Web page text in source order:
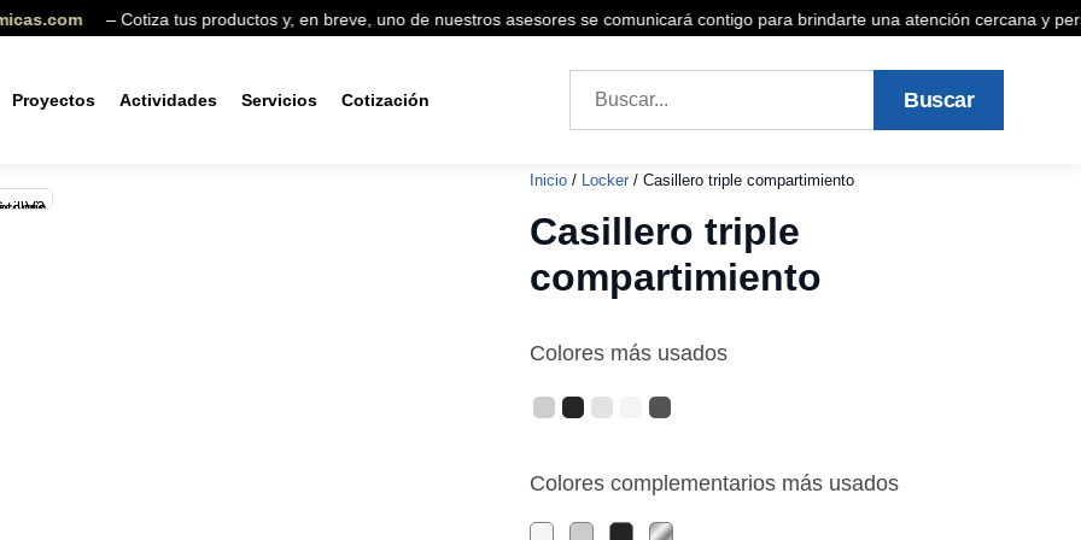
– Cotiza tus productos y, en breve, uno de nuestros asesores se comunicará contigo para brindarte una atención cercana y
Proyectos Actividades Servicios Cotización Buscar
Inicio / Locker/ Casillero triple compartimiento
Casillero triple
compartimiento
Colores más usados
Colores complementarios más usados
Producto agregado a la cotización